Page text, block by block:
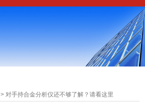
> 对手持合金分析仪还不够了解？请看这里